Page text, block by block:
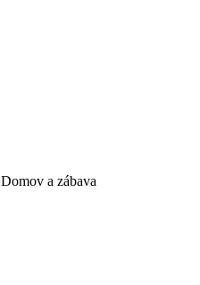
Domov a zábava